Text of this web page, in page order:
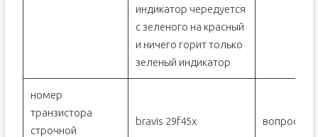
индикатор чередуется
с зеленого на красный
и ничего горит только
зеленый индикатор
номер
транзистора
строчной
bravis 29f45x вопрос